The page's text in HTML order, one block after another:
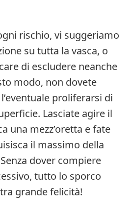
rischio, vi suggeriamo
su tutta la vasca, o
di escludere neanche
modo, non dovete
proliferarsi di
Lasciate agire il
una mezz’oretta e fate
il massimo della
dover compiere
tutto lo sporco
grande felicità!